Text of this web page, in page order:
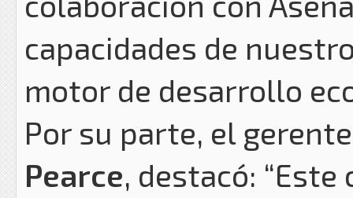
capacidades de
motor de desarrollo
Por su parte, el
Pearce, destacó: